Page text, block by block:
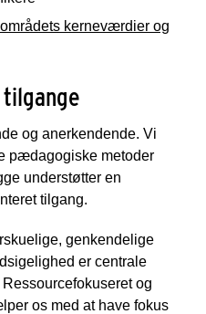
kerneværdier og
og anerkendende. Vi
pædagogiske metoder
understøtter en
tilgang.
genkendelige
er centrale
og
os med at have fokus